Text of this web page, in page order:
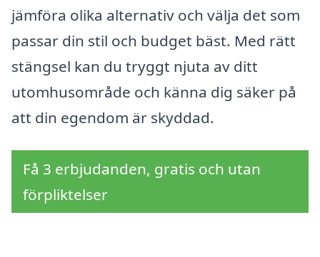
jämföra olika alternativ och välja det som
passar din stil och budget bäst. Med rätt
stängsel kan du tryggt njuta av ditt
utomhusområde och känna dig säker på
att din egendom är skyddad.
Få 3 erbjudanden, gratis och utan
förpliktelser